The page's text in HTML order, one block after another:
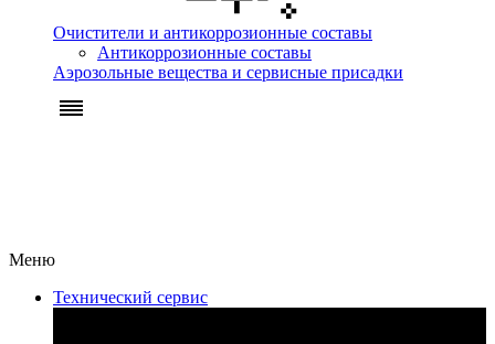
Очистители и антикоррозионные составы
Антикоррозионные составы
Аэрозольные вещества и сервисные присадки
Меню
Технический сервис